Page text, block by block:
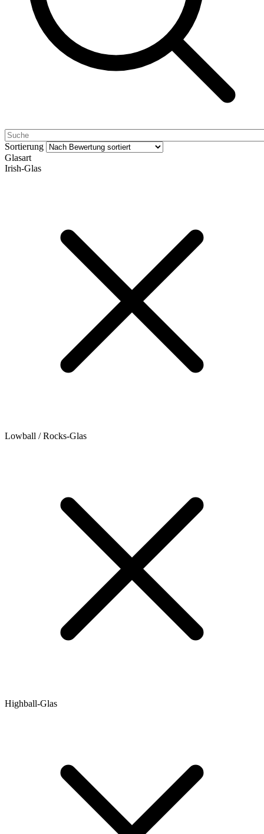
Sortierung
Glasart
Irish-Glas
Lowball / Rocks-Glas
Highball-Glas